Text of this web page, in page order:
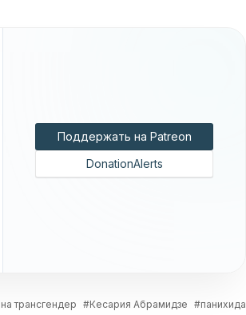
Поддержать на Patreon
DonationAlerts
трансгендер Кесария Абрамидзе
панихида